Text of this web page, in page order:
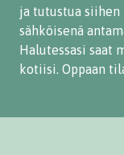
ja tutustua siihen
sähköisenä
Halutessasi saat
kotiisi. Oppaan